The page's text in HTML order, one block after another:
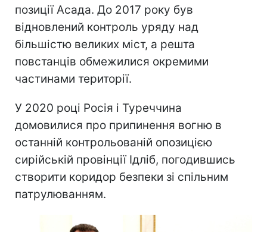
позиції Асада. До 2017 року був
відновлений контроль уряду над
більшістю великих міст, а решта
повстанців обмежилися окремими
частинами території.
У 2020 році Росія і Туреччина
домовилися про припинення вогню в
останній контрольованій опозицією
сирійській провінції Ідліб, погодившись
створити коридор безпеки зі спільним
патрулюванням.